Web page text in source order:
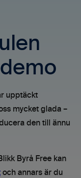
upptäckt
mycket glada –
den till ännu
Byrå Free kan
och annars är du